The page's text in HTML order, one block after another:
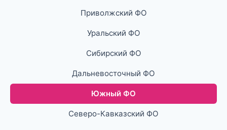
Приволжский ФО
Уральский ФО
Сибирский ФО
Дальневосточный ФО
Южный ФО
Северо-Кавказский ФО